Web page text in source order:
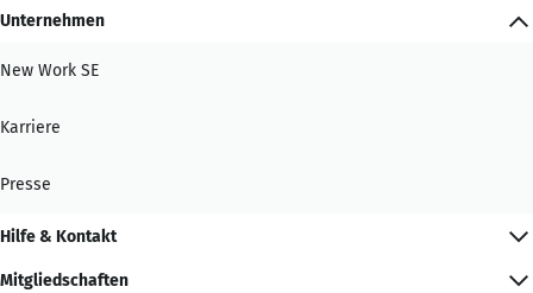
Unternehmen
New Work SE
Karriere
Presse
Hilfe & Kontakt
Mitgliedschaften